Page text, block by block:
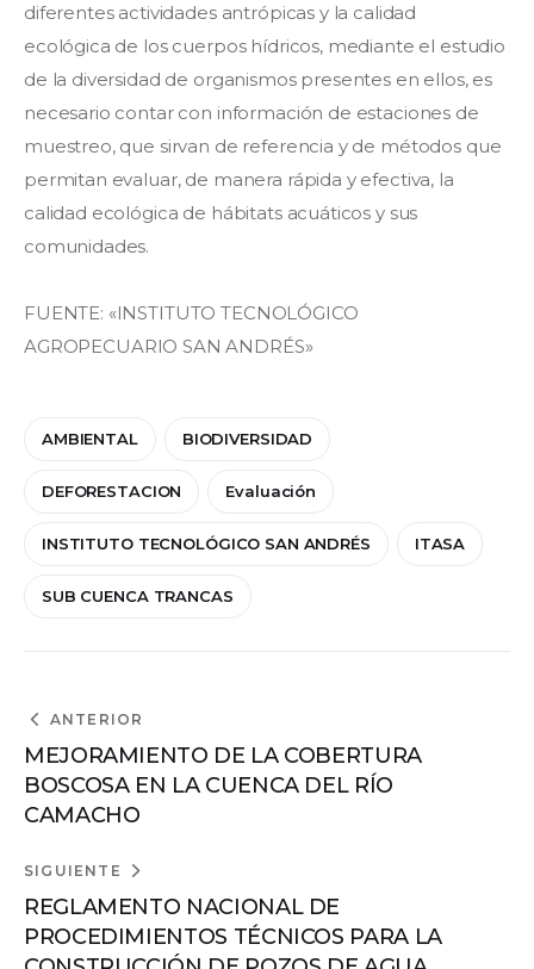
diferentes actividades antrópicas y la calidad
ecológica de los cuerpos hídricos, mediante el estudio
de la diversidad de organismos presentes en ellos, es
necesario contar con información de estaciones de
muestreo, que sirvan de referencia y de métodos que
permitan evaluar, de manera rápida y efectiva, la
calidad ecológica de hábitats acuáticos y sus
comunidades.
FUENTE: «INSTITUTO TECNOLÓGICO
AGROPECUARIO SAN ANDRÉS»
AMBIENTAL BIODIVERSIDAD
DEFORESTACION Evaluación
INSTITUTO TECNOLÓGICO SAN ANDRÉS ITASA
SUB CUENCA TRANCAS
ANTERIOR
MEJORAMIENTO DE LA COBERTURA
BOSCOSA EN LA CUENCA DEL RÍO
CAMACHO
SIGUIENTE
REGLAMENTO NACIONAL DE
PROCEDIMIENTOS TÉCNICOS PARA LA